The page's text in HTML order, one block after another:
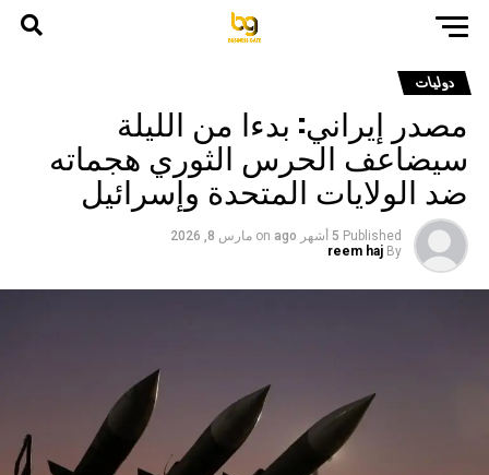
دوليات
مصدر إيراني: بدءا من الليلة
سيضاعف الحرس الثوري هجماته
ضد الولايات المتحدة وإسرائيل
Published 5 أشهر ago on مارس 8, 2026
By
reem haj